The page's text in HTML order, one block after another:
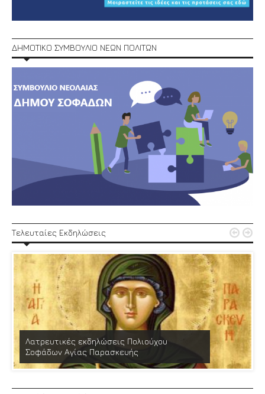
ΔΗΜΟΤΙΚΟ ΣΥΜΒΟΥΛΙΟ ΝΕΩΝ ΠΟΛΙΤΩΝ
Τελευταίες Εκδηλώσεις
Λατρευτικές εκδηλώσεις Πολιούχου
Σοφάδων Αγίας Παρασκευής
 